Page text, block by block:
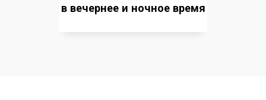
в вечернее и ночное время